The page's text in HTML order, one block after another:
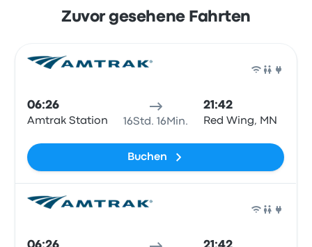
Zuvor gesehene Fahrten
06:26
Amtrak Station 16Std. 16Min.
21:42
Red Wing, MN
Buchen